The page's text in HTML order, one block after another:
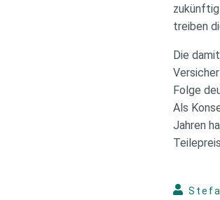
treiben
Die
Folge
Als
Jahren